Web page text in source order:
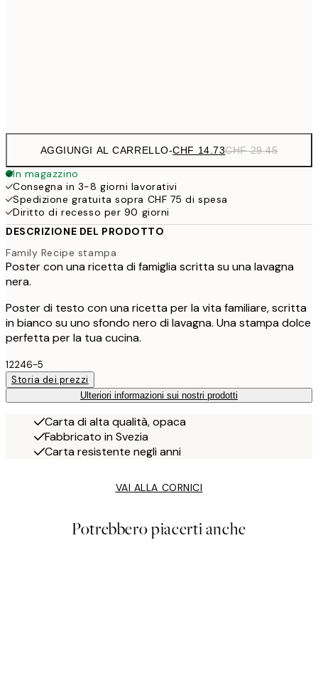
AGGIUNGI AL CARRELLO-CHF 14.73CHF 29.45
In magazzino
Consegna in 3-8 giorni lavorativi
Spedizione gratuita sopra CHF 75 di spesa
Diritto di recesso per 90 giorni
DESCRIZIONE DEL PRODOTTO
Family Recipe stampa
Poster con una ricetta di famiglia scritta su una lavagna
nera.
Poster di testo con una ricetta per la vita familiare, scritta
in bianco su uno sfondo nero di lavagna. Una stampa dolce
perfetta per la tua cucina.
12246-5
Storia dei prezzi
Ulteriori informazioni sui nostri prodotti
Carta di alta qualità, opaca
Fabbricato in Svezia
Carta resistente negli anni
VAI ALLA CORNICI
Potrebbero piacerti anche